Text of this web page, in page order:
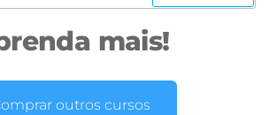
mais!
outros cursos